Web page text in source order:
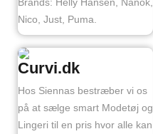
Nico, Just, Puma.
Curvi.dk
Hos Siennas bestræber vi os
på at sælge smart Modetøj og
Lingeri til en pris hvor alle kan